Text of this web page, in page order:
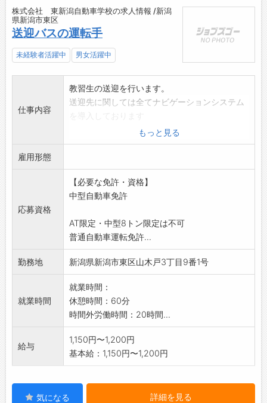
株式会社 東新潟自動車学校の求人情報 /新潟
県新潟市東区
送迎バスの運転手
未経験者活躍中 男女活躍中
仕事内容
教習生の送迎を行います。
送迎先に関しては全てナビゲーションシステム
ので、地理に自信がない方も安心して勤務でき
ます。
*業務上、車を使用する機会:有(社有車使用)
*職場見学可能です。
ご希望の方はハローワークを通じてご連絡く
変更範囲:変更なし
もっと見る
雇用形態
応募資格
【必要な免許・資格】
中型自動車免許
AT限定・中型8トン限定は不可
普通自動車運転免許...
勤務地 新潟県新潟市東区山木戸3丁目9番1号
就業時間
就業時間：
休憩時間：60分
時間外労働時間：20時間...
給与
1,150円〜1,200円
基本給：1,150円〜1,200円
気になる 詳細を見る